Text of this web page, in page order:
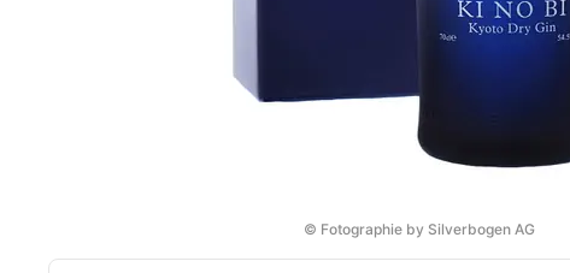
© Fotographie by Silverbogen AG